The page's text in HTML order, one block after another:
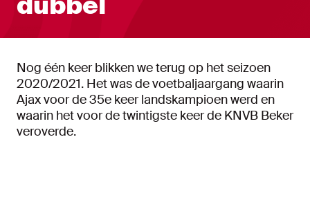
Nog één keer blikken we terug op het seizoen
2020/2021. Het was de voetbaljaargang waarin
Ajax voor de 35e keer landskampioen werd en
waarin het voor de twintigste keer de KNVB Beker
veroverde.